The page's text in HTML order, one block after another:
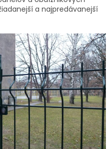
a najpredávanejší